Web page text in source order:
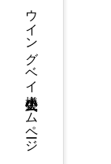
ウイングベイ小樽 公式ホームページ